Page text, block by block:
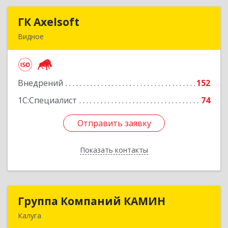
ГК Axelsoft
Видное
Внедрений
152
1С:Специалист
74
Отправить заявку
Показать контакты
Подробнее
Отправить заявку
Назад
Группа Компаний КАМИН
Калуга
Группа Компаний КАМИН